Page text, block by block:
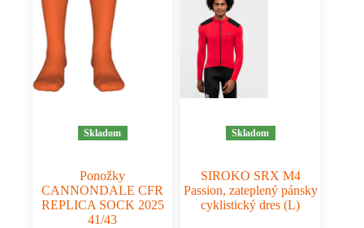
Skladom
Ponožky
CANNONDALE CFR
REPLICA SOCK 2025
41/43
Skladom
SIROKO SRX M4
Passion, zateplený pánsky
cyklistický dres (L)